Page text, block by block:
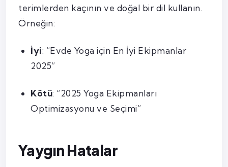
terimlerden kaçının ve doğal bir dil kullanın.
Örneğin:
İyi: “Evde Yoga için En İyi Ekipmanlar
2025”
Kötü: “2025 Yoga Ekipmanları
Optimizasyonu ve Seçimi”
Yaygın Hatalar